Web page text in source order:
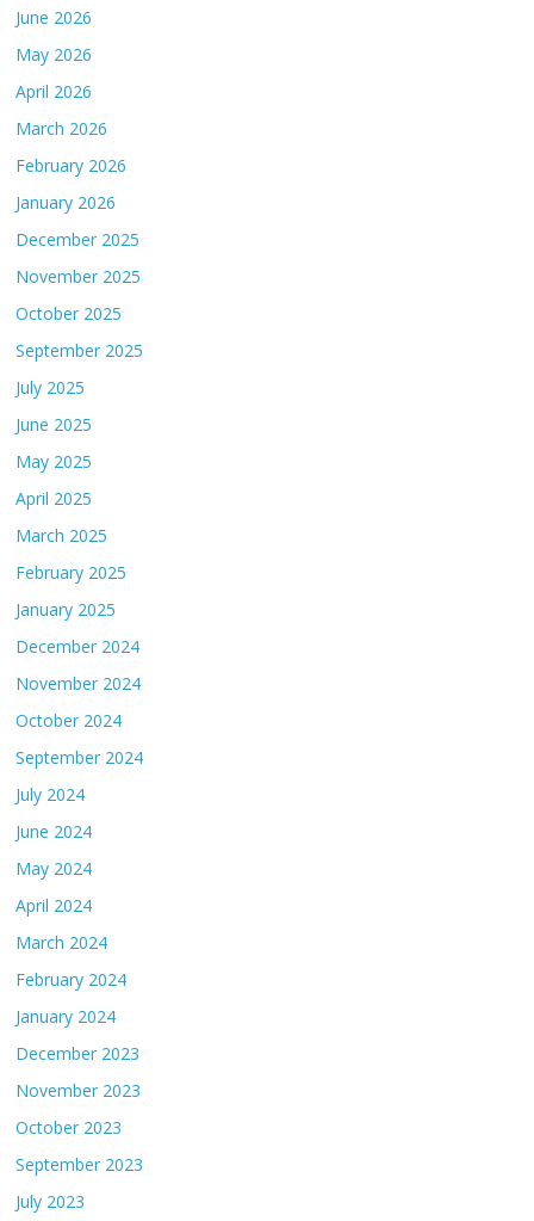
June 2026
May 2026
April 2026
March 2026
February 2026
January 2026
December 2025
November 2025
October 2025
September 2025
July 2025
June 2025
May 2025
April 2025
March 2025
February 2025
January 2025
December 2024
November 2024
October 2024
September 2024
July 2024
June 2024
May 2024
April 2024
March 2024
February 2024
January 2024
December 2023
November 2023
October 2023
September 2023
July 2023